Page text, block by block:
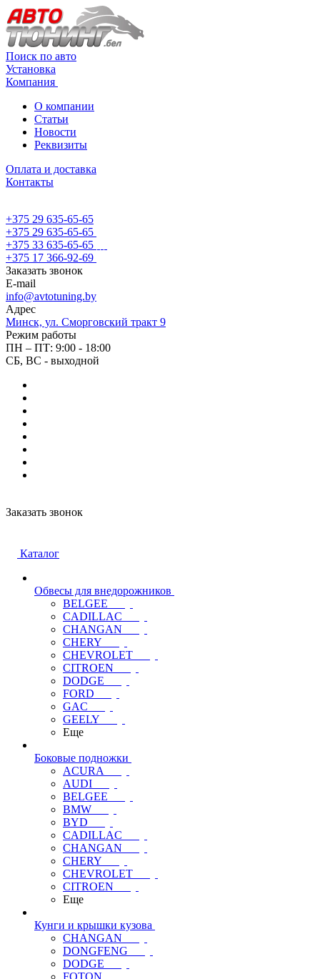
Поиск по авто
Установка
Компания
О компании
Статьи
Новости
Реквизиты
Оплата и доставка
Контакты
+375 29 635-65-65
+375 29 635-65-65
+375 33 635-65-65
+375 17 366-92-69
Заказать звонок
E-mail
info@avtotuning.by
Адрес
Минск, ул. Сморговский тракт 9
Режим работы
ПН – ПТ: 9:00 - 18:00
СБ, ВС - выходной
Заказать звонок
Каталог
Обвесы для внедорожников
BELGEE
CADILLAC
CHANGAN
CHERY
CHEVROLET
CITROEN
DODGE
FORD
GAC
GEELY
Еще
Боковые подножки
ACURA
AUDI
BELGEE
BMW
BYD
CADILLAC
CHANGAN
CHERY
CHEVROLET
CITROEN
Еще
Кунги и крышки кузова
CHANGAN
DONGFENG
DODGE
FOTON